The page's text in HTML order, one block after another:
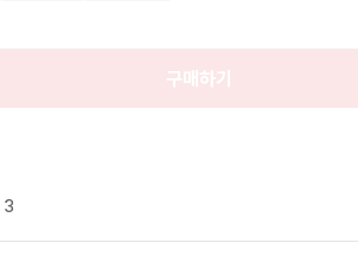
구매하기
3